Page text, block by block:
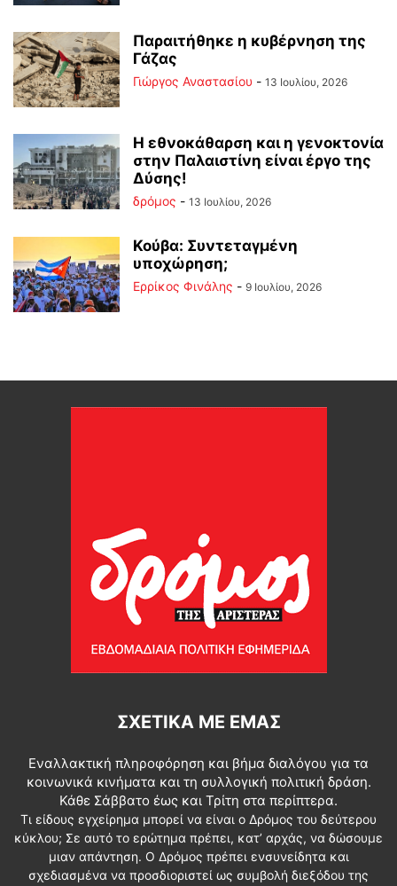
Παραιτήθηκε η κυβέρνηση της
Γάζας
Γιώργος Αναστασίου - 13 Ιουλίου, 2026
Η εθνοκάθαρση και η γενοκτονία
στην Παλαιστίνη είναι έργο της
Δύσης!
δρόμος - 13 Ιουλίου, 2026
Κούβα: Συντεταγμένη
υποχώρηση;
Ερρίκος Φινάλης - 9 Ιουλίου, 2026
ΣΧΕΤΙΚΆ ΜΕ ΕΜΆΣ
Εναλλακτική πληροφόρηση και βήμα διαλόγου για τα
κοινωνικά κινήματα και τη συλλογική πολιτική δράση.
Κάθε Σάββατο έως και Τρίτη στα περίπτερα.
Τι είδους εγχείρημα μπορεί να είναι ο Δρόμος του δεύτερου
κύκλου; Σε αυτό το ερώτημα πρέπει, κατ’ αρχάς, να δώσουμε
μιαν απάντηση. Ο Δρόμος πρέπει ενσυνείδητα και
σχεδιασμένα να προσδιοριστεί ως συμβολή διεξόδου της